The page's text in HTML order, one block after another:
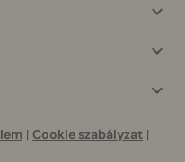
| Cookie szabályzat |